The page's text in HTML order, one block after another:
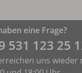
eine Frage?
531 ­123 25
uns wieder